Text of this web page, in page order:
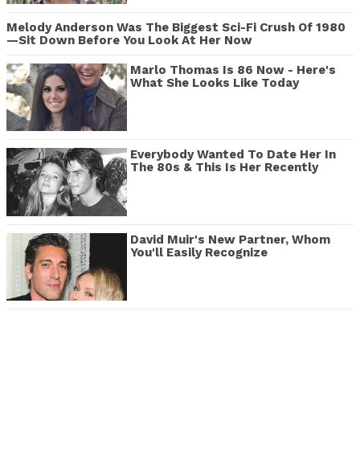
Melody Anderson Was The Biggest Sci-Fi Crush Of 1980
—Sit Down Before You Look At Her Now
Marlo Thomas Is 86 Now - Here's
What She Looks Like Today
Everybody Wanted To Date Her In
The 80s & This Is Her Recently
David Muir's New Partner, Whom
You'll Easily Recognize